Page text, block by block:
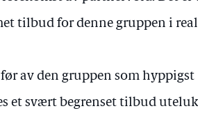
tilbud for denne gruppen i
av den gruppen som hyppigst
et svært begrenset tilbud